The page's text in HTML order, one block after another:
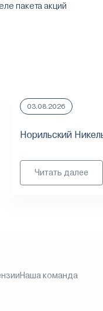
пакета акций
03.08.2026
Норильский
Читать далее
Наша команда